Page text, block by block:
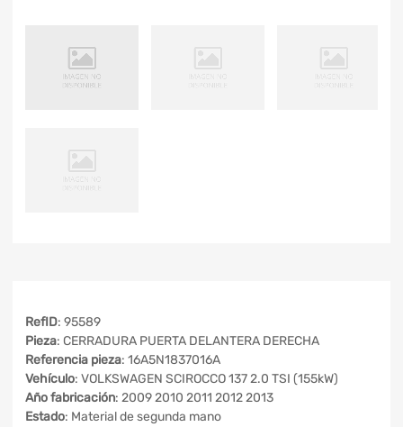
RefID: 95589
Pieza: CERRADURA PUERTA DELANTERA DERECHA
Referencia pieza: 16A5N1837016A
Vehículo: VOLKSWAGEN SCIROCCO 137 2.0 TSI (155kW)
Año fabricación: 2009 2010 2011 2012 2013
Estado: Material de segunda mano